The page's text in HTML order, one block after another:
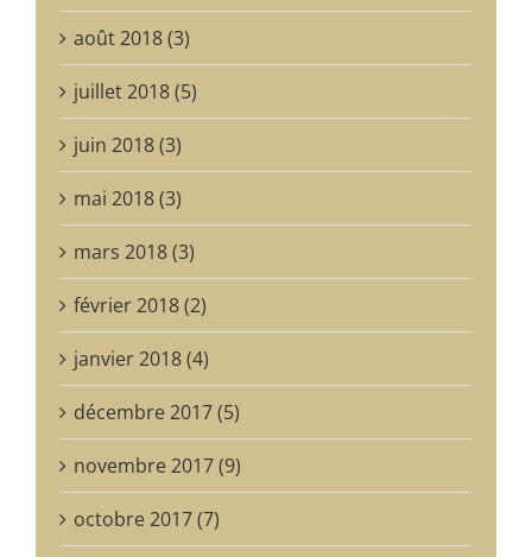
août 2018 (3)
juillet 2018 (5)
juin 2018 (3)
mai 2018 (3)
mars 2018 (3)
février 2018 (2)
janvier 2018 (4)
décembre 2017 (5)
novembre 2017 (9)
octobre 2017 (7)